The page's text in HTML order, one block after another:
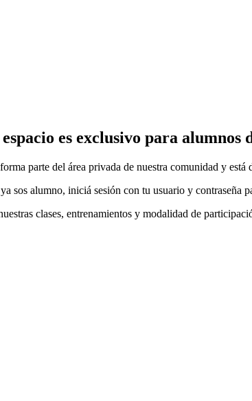
es exclusivo para alumnos
parte del área privada de nuestra comunidad y está
sos alumno, iniciá sesión con tu usuario y contraseña
clases, entrenamientos y modalidad de